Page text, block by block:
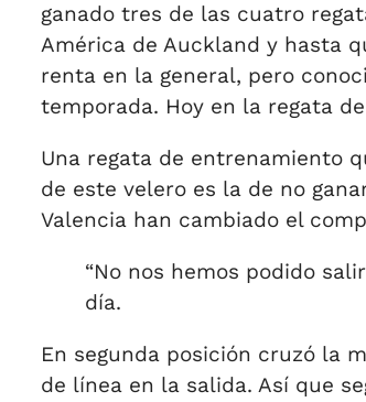
ganado tres de las cuatro
América de Auckland y hasta
renta en la general, pero
temporada. Hoy en la regata
Una regata de entrenamiento
de este velero es la de no
Valencia han cambiado el
“No nos hemos podido
día.
En segunda posición cruzó la
de línea en la salida. Así que